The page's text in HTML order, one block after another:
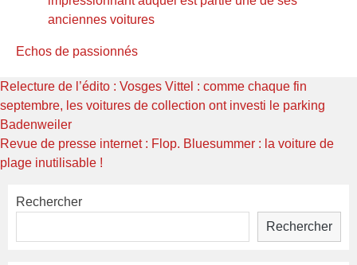
anciennes voitures
Echos de passionnés
Navigation
de
l’article
Previous
post:
Relecture de l’édito : Vosges Vittel : comme chaque fin
septembre, les voitures de collection ont investi le parking
Badenweiler
Next
post:
Revue de presse internet : Flop. Bluesummer : la voiture de
plage inutilisable !
Rechercher
Rechercher